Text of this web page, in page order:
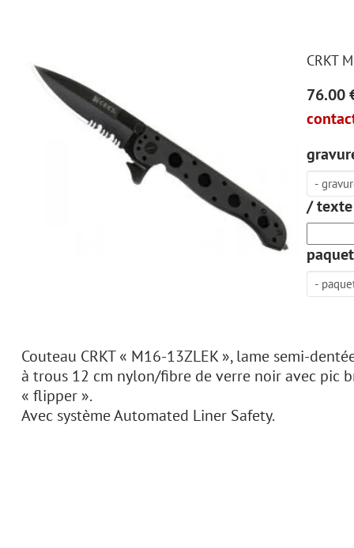
CRKT
76.00
/ texte
Couteau CRKT « M16-13ZLEK », lame semi-
à trous 12 cm nylon/fibre de verre noir avec pic
« flipper ».
Avec système Automated Liner Safety.